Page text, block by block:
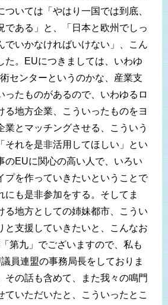
ついては「やはり一国では到底、
である」と、「日本と欧州でしっ
でいかなければいけない」、こん
た。EUにつきましては、いわゆ
センターというのかな、産業支
ったものがあるので、いわゆるロ
る地方企業、こういったものをヨ
業とマッチングさせる、こういう
それを是非活用してほしい」とい
のEUに関心の高い人で、いろい
プを作っていきたいということで
にも是非参加をする。そしてま
る地方としての姉妹都市、こうい
と支援していきたいと、こんなお
第九」でございますので、私も
員連盟の事務局長をしておりま
その話も含めて、また我々の鳴門
ていただいたと、こういったとこ